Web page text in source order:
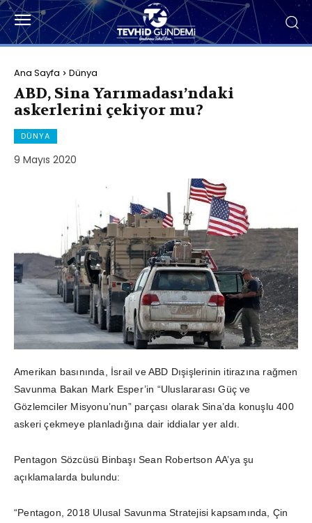
Ana Sayfa Dünya
ABD, Sina Yarımadası’ndaki
askerlerini çekiyor mu?
DÜNYA
9 Mayıs 2020
Amerikan basınında, İsrail ve ABD Dışişlerinin itirazına rağmen
Savunma Bakan Mark Esper’in “Uluslararası Güç ve
Gözlemciler Misyonu’nun” parçası olarak Sina’da konuşlu 400
askeri çekmeye planladığına dair iddialar yer aldı.
Pentagon Sözcüsü Binbaşı Sean Robertson AA’ya şu
açıklamalarda bulundu:
“Pentagon, 2018 Ulusal Savunma Stratejisi kapsamında, Çin